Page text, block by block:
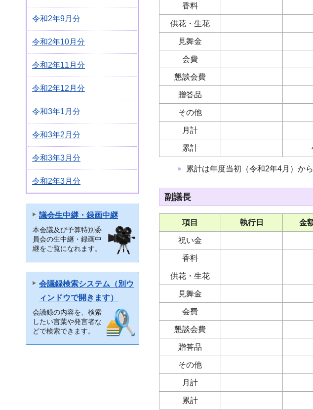
令和2年9月分
令和2年10月分
令和2年11月分
令和2年12月分
令和3年1月分
令和3年2月分
令和3年3月分
令和2年3月分
議会生中継・録画中継
本会議及び予算特別委
員会の生中継・録画中
継をご覧になれます。
会議録検索システム（別ウ
ィンドウで開きます）
会議録の内容を、検索
したい言葉や発言者な
どで検索できます。
香料
供花・生花
見舞金
会費
懇談会費
贈答品
その他
月計
累計
累計は年度当初（令和2年4月）か
副議長
項目 執行日 金
祝い金
香料
供花・生花
見舞金
会費
懇談会費
贈答品
その他
月計
累計